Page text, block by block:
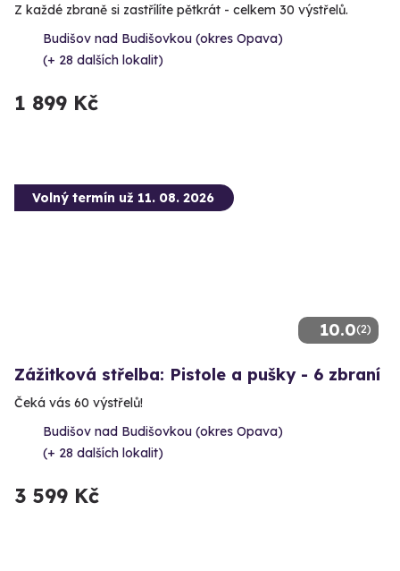
Z každé zbraně si zastřílíte pětkrát - celkem 30 výstřelů.
Budišov nad Budišovkou (okres Opava)
(+ 28 dalších lokalit)
1 899 Kč
10.0(2)
Volný termín už 11. 08. 2026
Zážitková střelba: Pistole a pušky - 6 zbraní
Čeká vás 60 výstřelů!
Budišov nad Budišovkou (okres Opava)
(+ 28 dalších lokalit)
3 599 Kč